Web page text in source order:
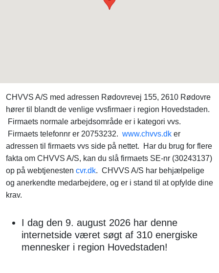
CHVVS A/S med adressen Rødovrevej 155, 2610 Rødovre
hører til blandt de venlige vvsfirmaer i region Hovedstaden.
Firmaets normale arbejdsområde er i kategori vvs.
Firmaets telefonnr er 20753232. www.chvvs.dk er
adressen til firmaets vvs side på nettet. Har du brug for flere
fakta om CHVVS A/S, kan du slå firmaets SE-nr (30243137)
op på webtjenesten cvr.dk. CHVVS A/S har behjælpelige
og anerkendte medarbejdere, og er i stand til at opfylde dine
krav.
I dag den 9. august 2026 har denne
internetside været søgt af 310 energiske
mennesker i region Hovedstaden!